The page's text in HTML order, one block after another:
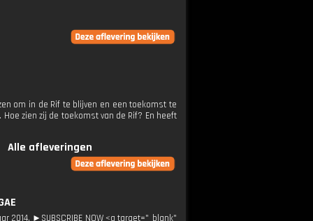
om in de Rif te blijven en een toekomst te
zien zij de toekomst van de Rif? En heeft
Alle afleveringen
►SUBSCRIBE NOW <a target="_blank"